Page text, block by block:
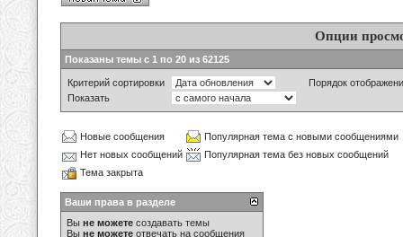
Опции
Показаны темы с 1 по 20 из 62125
Критерий сортировки
Порядок
Показать
Новые сообщения
Популярная тема с новыми сообщениями
Нет новых сообщений
Популярная тема без новых сообщений
Тема закрыта
Ваши права в разделе
Вы не можете создавать темы
Вы не можете отвечать на сообщения